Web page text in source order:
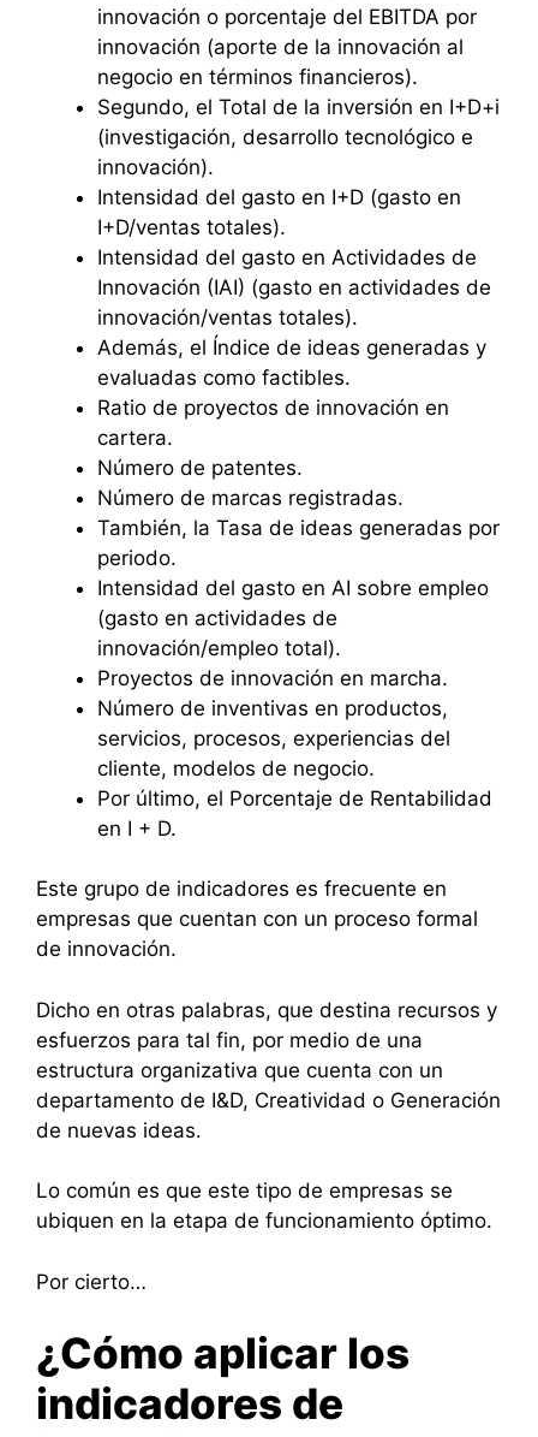
innovación o porcentaje del EBITDA por
innovación (aporte de la innovación al
negocio en términos financieros).
Segundo, el Total de la inversión en I+D+i
(investigación, desarrollo tecnológico e
innovación).
Intensidad del gasto en I+D (gasto en
I+D/ventas totales).
Intensidad del gasto en Actividades de
Innovación (IAI) (gasto en actividades de
innovación/ventas totales).
Además, el Índice de ideas generadas y
evaluadas como factibles.
Ratio de proyectos de innovación en
cartera.
Número de patentes.
Número de marcas registradas.
También, la Tasa de ideas generadas por
periodo.
Intensidad del gasto en AI sobre empleo
(gasto en actividades de
innovación/empleo total).
Proyectos de innovación en marcha.
Número de inventivas en productos,
servicios, procesos, experiencias del
cliente, modelos de negocio.
Por último, el Porcentaje de Rentabilidad
en I + D.
Este grupo de indicadores es frecuente en
empresas que cuentan con un proceso formal
de innovación.
Dicho en otras palabras, que destina recursos y
esfuerzos para tal fin, por medio de una
estructura organizativa que cuenta con un
departamento de I&D, Creatividad o Generación
de nuevas ideas.
Lo común es que este tipo de empresas se
ubiquen en la etapa de funcionamiento óptimo.
Por cierto…
¿Cómo aplicar los
indicadores de